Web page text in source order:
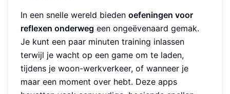
In een snelle wereld bieden oefeningen voor
reflexen onderweg een ongeëvenaard gemak.
Je kunt een paar minuten training inlassen
terwijl je wacht op een game om te laden,
tijdens je woon-werkverkeer, of wanneer je
maar een moment over hebt. Deze apps